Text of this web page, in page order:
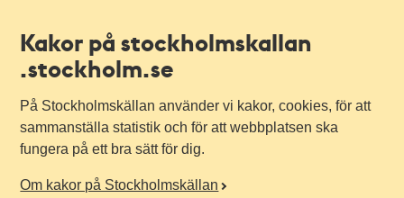
Kakor på stockholmskallan
.stockholm.se
På Stockholmskällan använder vi kakor, cookies, för att
sammanställa statistik och för att webbplatsen ska
fungera på ett bra sätt för dig.
Om kakor på Stockholmskällan